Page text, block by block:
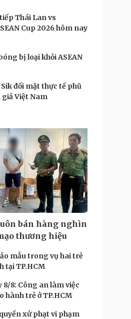
Thái Lan vs
Cup 2026 hôm nay
bị loại khỏi ASEAN
đối mặt thực tế phũ
Việt Nam
bán hàng nghìn
thương hiệu
mẫu trong vụ hai trẻ
tại TP.HCM
8/8: Công an làm việc
hành trẻ ở TP.HCM
xử phạt vi phạm